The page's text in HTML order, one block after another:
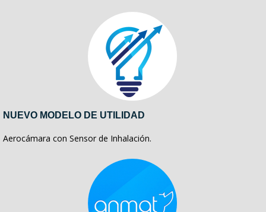
NUEVO MODELO DE UTILIDAD
Aerocámara con Sensor de Inhalación.